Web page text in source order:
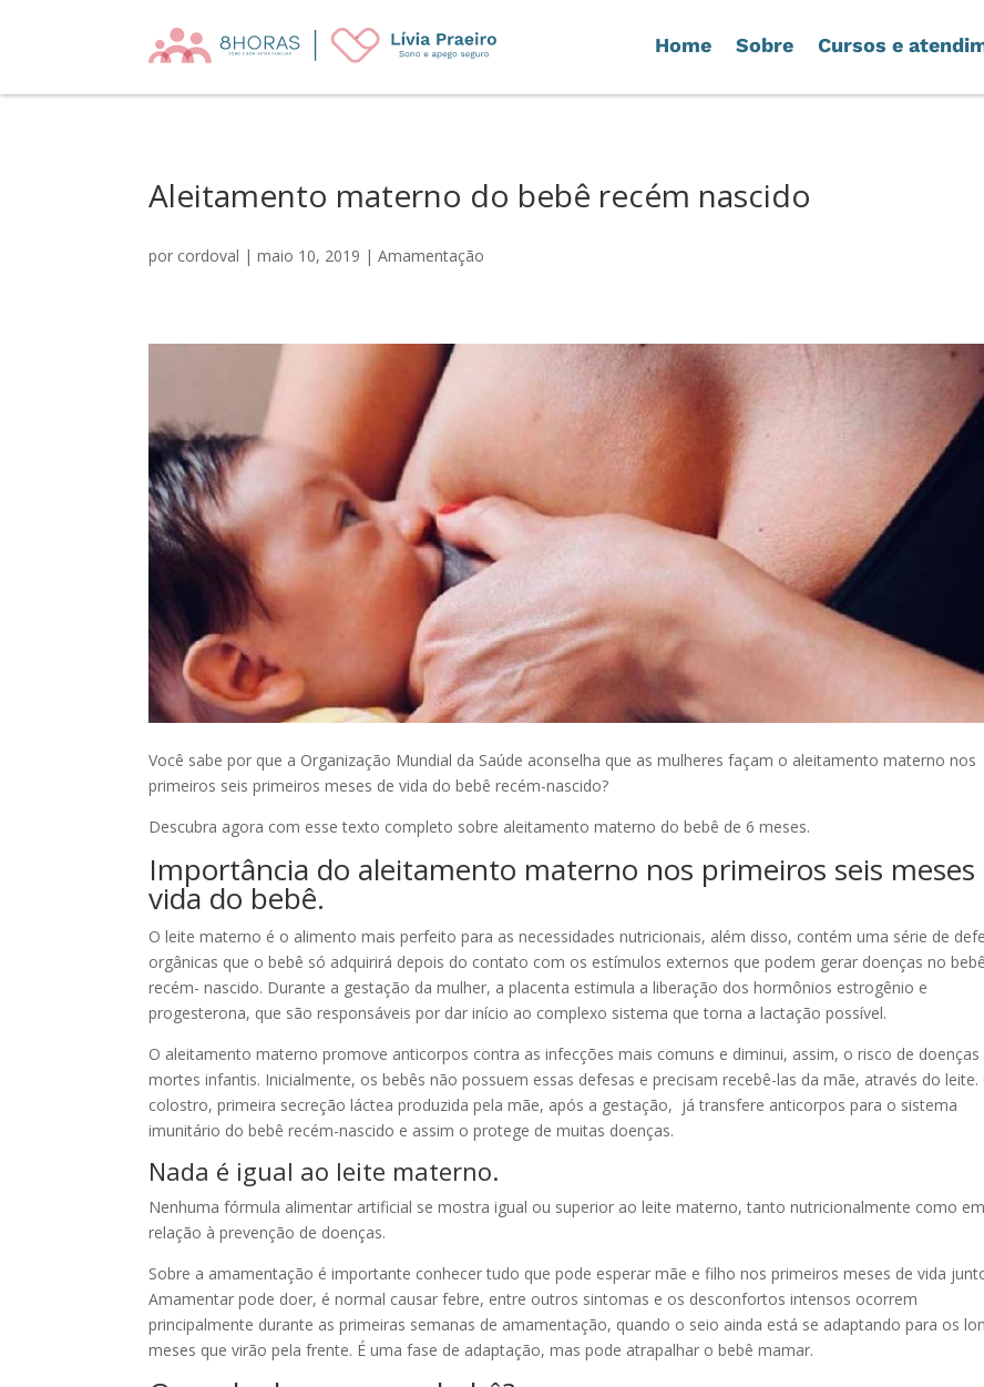
Home Sobre Cursos e
Aleitamento materno do bebê recém nascido
por cordoval |maio 10, 2019 |Amamentação
Você sabe por que a Organização Mundial da Saúde aconselha que as mulheres façam o aleitamento materno nos
primeiros seis primeiros meses de vida do bebê recém-nascido?
Descubra agora com esse texto completo sobre aleitamento materno do bebê de 6 meses.
Importância do aleitamento materno nos primeiros seis meses
vida do bebê.
O leite materno é o alimento mais perfeito para as necessidades nutricionais, além disso, contém uma série de
orgânicas que o bebê só adquirirá depois do contato com os estímulos externos que podem gerar doenças no bebê
recém- nascido. Durante a gestação da mulher, a placenta estimula a liberação dos hormônios estrogênio e
progesterona, que são responsáveis por dar início ao complexo sistema que torna a lactação possível.
O aleitamento materno promove anticorpos contra as infecções mais comuns e diminui, assim, o risco de doenças
mortes infantis. Inicialmente, os bebês não possuem essas defesas e precisam recebê-las da mãe, através do leite.
colostro, primeira secreção láctea produzida pela mãe, após a gestação, já transfere anticorpos para o sistema
imunitário do bebê recém-nascido e assim o protege de muitas doenças.
Nada é igual ao leite materno.
Nenhuma fórmula alimentar artificial se mostra igual ou superior ao leite materno, tanto nutricionalmente como em
relação à prevenção de doenças.
Sobre a amamentação é importante conhecer tudo que pode esperar mãe e filho nos primeiros meses de vida
Amamentar pode doer, é normal causar febre, entre outros sintomas e os desconfortos intensos ocorrem
principalmente durante as primeiras semanas de amamentação, quando o seio ainda está se adaptando para os
meses que virão pela frente. É uma fase de adaptação, mas pode atrapalhar o bebê mamar.